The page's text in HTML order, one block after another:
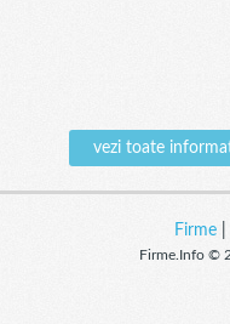
vezi toate
Firme|
Firme.Info ©